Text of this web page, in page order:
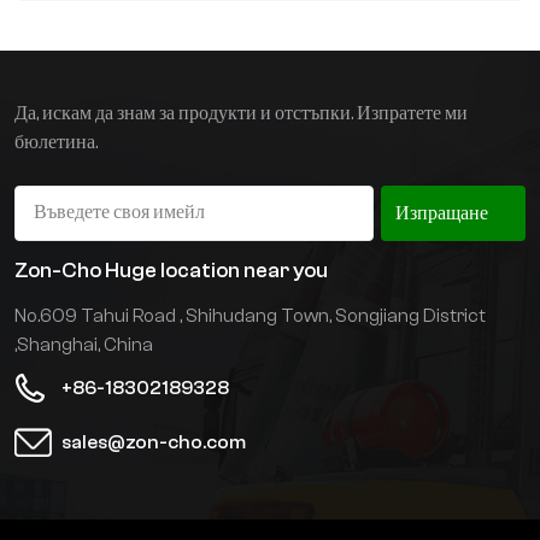
подходящи за
фабрики, складове и
Да, искам да знам за продукти и отстъпки. Изпратете ми
бюлетина.
Изпращане
Zon-Cho Huge location near you
No.609 Tahui Road , Shihudang Town, Songjiang District
,Shanghai, China
+86-18302189328
sales@zon-cho.com